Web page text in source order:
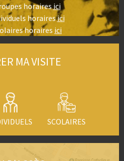
horairesici
horairesici
horaires ici
MA VISITE
SCOLAIRES